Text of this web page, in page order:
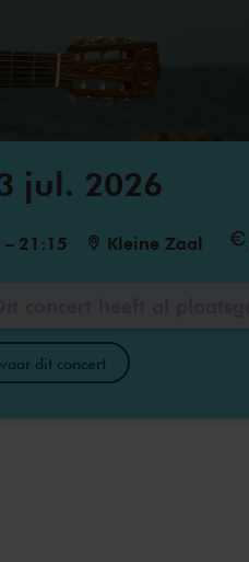
jul. 2026
– 21:15 Kleine Zaal
dit concert